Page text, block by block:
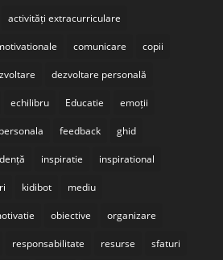
activități extracurriculare
comunicare copii
dezvoltare personală
echilibru Educatie emoții
feedback ghid
inspiratie inspirational
kidibot mediu
obiective organizare
responsabilitate resurse sfaturi